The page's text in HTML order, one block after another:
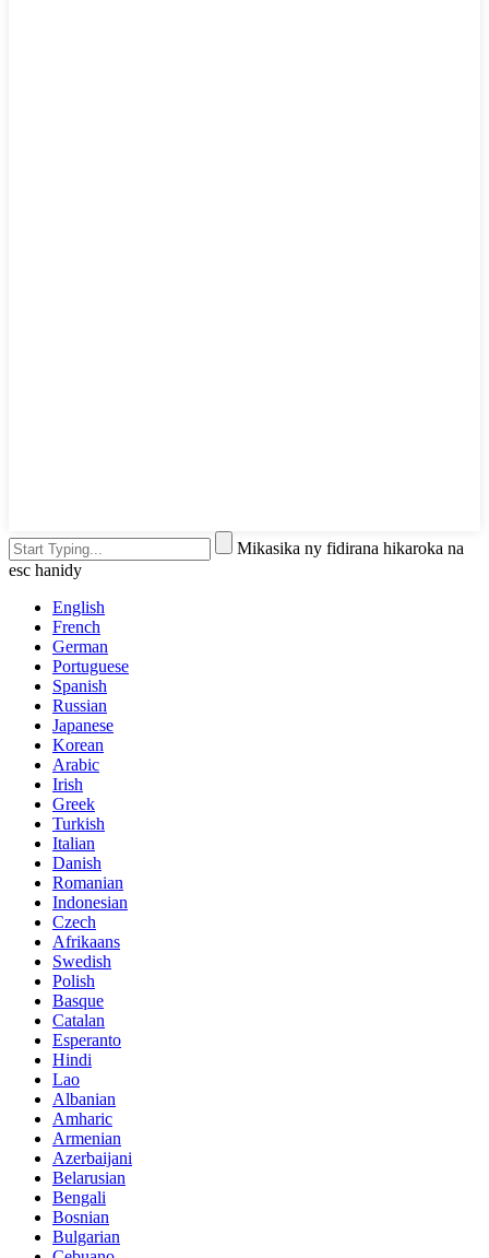
Mikasika ny fidirana hikaroka na
esc hanidy
English
French
German
Portuguese
Spanish
Russian
Japanese
Korean
Arabic
Irish
Greek
Turkish
Italian
Danish
Romanian
Indonesian
Czech
Afrikaans
Swedish
Polish
Basque
Catalan
Esperanto
Hindi
Lao
Albanian
Amharic
Armenian
Azerbaijani
Belarusian
Bengali
Bosnian
Bulgarian